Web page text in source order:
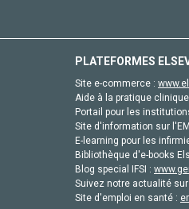
PLATEFORMES
Site e-commerce :
Aide à la pratique
Portail pour les
Site d'information sur
E-learning pour les
Bibliothèque d'e-books
Blog special IFSI :
Suivez notre actualité
Site d'emploi en santé :